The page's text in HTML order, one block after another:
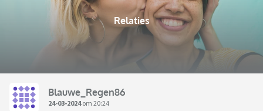
Relaties
Blauwe_Regen86
24-03-2024om 20:24